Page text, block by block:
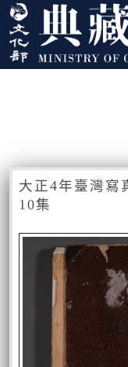
跳到主要內容
:::
大正4年臺灣寫
10集